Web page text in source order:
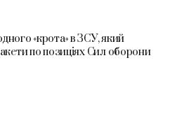
«крота» в ЗСУ, який
по позиціях Сил оборони